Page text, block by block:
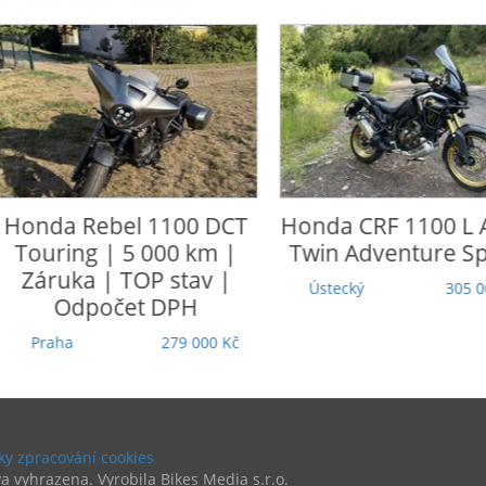
Rebel 1100 DCT
| 5 000 km |
| TOP stav |
Odpočet DPH
279 000 Kč
HondaCRF 1100 L
Twin Adventure Sports
Ústecký 305 000 Kč
zpracování cookies
vyhrazena. Vyrobila Bikes Media s.r.o.